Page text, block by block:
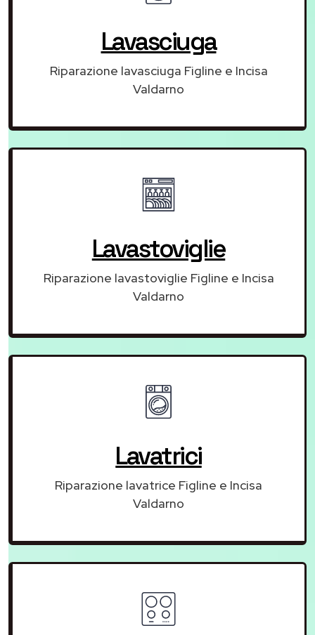
Lavasciuga
Riparazione lavasciuga Figline e Incisa
Valdarno
Lavastoviglie
Riparazione lavastoviglie Figline e Incisa
Valdarno
Lavatrici
Riparazione lavatrice Figline e Incisa
Valdarno